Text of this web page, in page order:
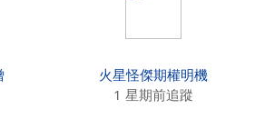
火星怪傑期權明機
1 星期前追蹤